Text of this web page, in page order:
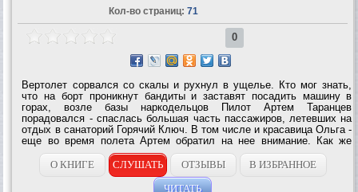
Кол-во страниц: 71
0
Вертолет сорвался со скалы и рухнул в ущелье. Кто мог знать,
что на борт проникнут бандиты и заставят посадить машину в
горах, возле базы наркодельцов Пилот Артем Таранцев
порадовался - спаслась большая часть пассажиров, летевших на
отдых в санаторий Горячий Ключ. В том числе и красавица Ольга -
еще во время полета Артем обратил на нее внимание. Как же
теперь выжить в глухой тайге, ведь они остались один на один с
бандитами, которым...
О КНИГЕ СЛУШАТЬ ОТЗЫВЫ
В ИЗБРАННОЕ
ЧИТАТЬ